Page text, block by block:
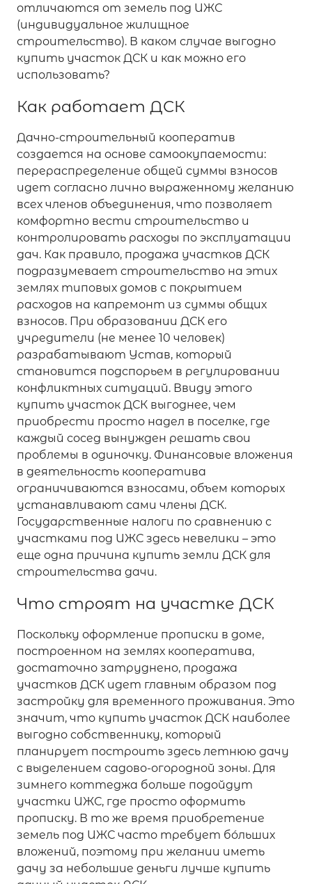
отличаются от земель под ИЖС
(индивидуальное жилищное
строительство). В каком случае выгодно
купить участок ДСК и как можно его
использовать?
Как работает ДСК
Дачно-строительный кооператив
создается на основе самоокупаемости:
перераспределение общей суммы взносов
идет согласно лично выраженному желанию
всех членов объединения, что позволяет
комфортно вести строительство и
контролировать расходы по эксплуатации
дач. Как правило, продажа участков ДСК
подразумевает строительство на этих
землях типовых домов с покрытием
расходов на капремонт из суммы общих
взносов. При образовании ДСК его
учредители (не менее 10 человек)
разрабатывают Устав, который
становится подспорьем в регулировании
конфликтных ситуаций. Ввиду этого
купить участок ДСК выгоднее, чем
приобрести просто надел в поселке, где
каждый сосед вынужден решать свои
проблемы в одиночку. Финансовые вложения
в деятельность кооператива
ограничиваются взносами, объем которых
устанавливают сами члены ДСК.
Государственные налоги по сравнению с
участками под ИЖС здесь невелики – это
еще одна причина купить земли ДСК для
строительства дачи.
Что строят на участке ДСК
Поскольку оформление прописки в доме,
построенном на землях кооператива,
достаточно затруднено, продажа
участков ДСК идет главным образом под
застройку для временного проживания. Это
значит, что купить участок ДСК наиболее
выгодно собственнику, который
планирует построить здесь летнюю дачу
с выделением садово-огородной зоны. Для
зимнего коттеджа больше подойдут
участки ИЖС, где просто оформить
прописку. В то же время приобретение
земель под ИЖС часто требует бóльших
вложений, поэтому при желании иметь
дачу за небольшие деньги лучше купить